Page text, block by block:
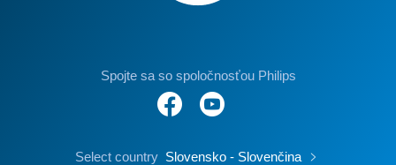
Spojte sa so spoločnosťou Philips
Select country Slovensko - Slovenčina